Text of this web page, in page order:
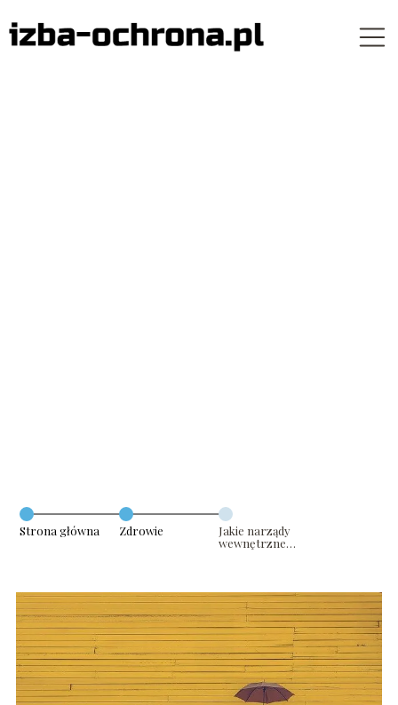
Strona główna Zdrowie
Jakie narządy
wewnętrzne